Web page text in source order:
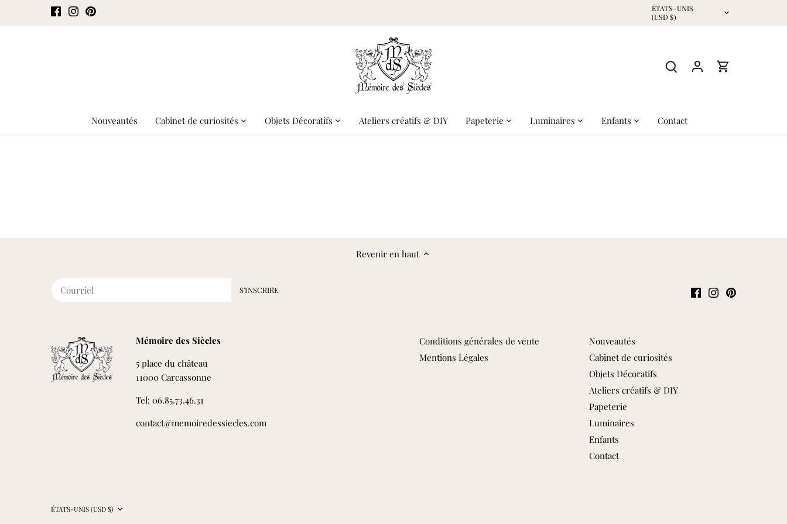
Devise
ÉTATS-UNIS
(USD $)
Nouveautés Cabinet de curiosités Objets Décoratifs Ateliers créatifs & DIY Papeterie Luminaires Enfants Contact
Revenir en haut
Mémoire des Siècles
5 place du château
11000 Carcassonne
Tel: 06.85.73.46.31
contact@memoiredessiecles.com
Conditions générales de vente
Mentions Légales
Nouveautés
Cabinet de curiosités
Objets Décoratifs
Ateliers créatifs & DIY
Papeterie
Luminaires
Enfants
Contact
Devise
ÉTATS-UNIS (USD $)